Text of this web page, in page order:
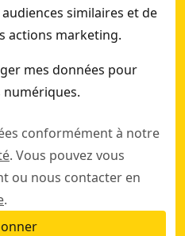
similaires et de
actions marketing.
mes données pour
conformément à notre
. Vous pouvez vous
ou nous contacter en
.